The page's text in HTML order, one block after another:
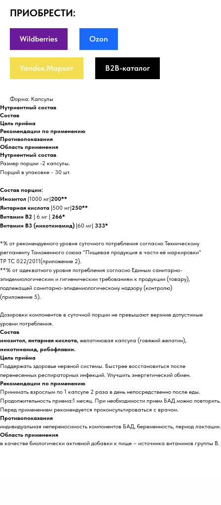
ПРИОБРЕСТИ:
Wildberries Ozon
Yandex.Маркет B2B-каталог
Форма: Капсулы
Нутриентный состав
Состав
Цель приёма
Рекомендации по применению
Противопоказания
Область применения
Нутриентный состав
Размер порции -2 капсулы.
Порций в упаковке - 30 шт.
Состав порции:
Инозитол |1000 мг|200**
Янтарная кислота |500 мг|250**
Витамин В2 | 6 мг | 266*
Витамин В3 (никотинамид) |60 мг| 333*
*% от рекомендуемого уровня суточного потребления согласно Техническому
регламенту Таможенного союза "Пищевая продукция в части её маркировки"
ТР ТС 022/2011(приложение 2).
**% от адекватного уровня потребления согласно Единым санитарно-
эпидемиологическим и гигиеническим требованиям к продукции (товару),
подлежащей санитарно-эпидемиологическому надзору (контролю)
(приложение 5).
Дозировки компонентов в суточной порции не превышают верхние допустимые
уровни потребления.
Состав
инозитол, янтарная кислота, желатиновая капсула (говяжий желатин),
никотинамид, рибофлавин.
Цель приёма
Поддержать здоровье нервной системы. Быстрее восстановиться после
перенесенных респираторных инфекций. Улучшить энергетический обмен.
Рекомендации по применению
Принимать взрослым по 1 капсуле 2 раза в день непосредственно после еды.
Продолжительность приема:1 месяц. При необходимости прием БАД можно повторить.
Перед применением рекомендуется проконсультироваться с врачом.
Противопоказания
индивидуальная непереносимость компонентов БАД, беременность, период лактации.
Область применения
в качестве биологически активной добавки к пище – источника витаминов группы В.